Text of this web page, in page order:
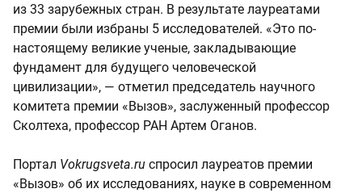
из 33 зарубежных стран. В результате лауреатами
премии были избраны 5 исследователей. «Это по-
настоящему великие ученые, закладывающие
фундамент для будущего человеческой
цивилизации», — отметил председатель научного
комитета премии «Вызов», заслуженный профессор
Сколтеха, профессор РАН Артем Оганов.
Портал Vokrugsveta.ru спросил лауреатов премии
«Вызов» об их исследованиях, науке в современном